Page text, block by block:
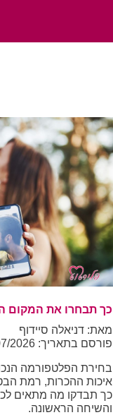
כך תבחרו את המקום
מאת: דניאלה סיידוף
פורסם בתאריך: 20/07/2026 15:55:18
בחירת הפלטפורמה
איכות ההכרות, רמת
כך תבדקו מה מתאים
והשיחה הראשונה.